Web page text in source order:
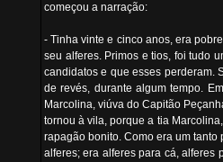
começou a narração:
- Tinha vinte e cinco anos, era
seu alferes. Primos e tios, foi tudo
candidatos e que esses perderam.
de revés, durante algum tempo.
Marcolina, viúva do Capitão
tornou à vila, porque a tia
rapagão bonito. Como era um
alferes; era alferes para cá, alferes